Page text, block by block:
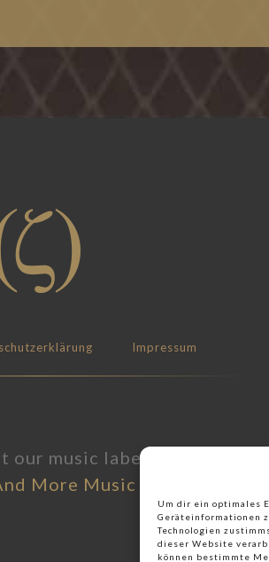
Um dir ein optimales
Geräteinformationen
Technologien
dieser Website
können bestimmte
Impressum
our music label:
More Music